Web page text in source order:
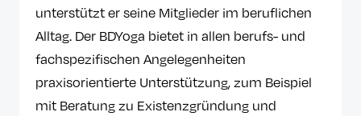
unterstützt er seine Mitglieder im beruflichen
Alltag. Der BDYoga bietet in allen berufs- und
fachspezifischen Angelegenheiten
praxisorientierte Unterstützung, zum Beispiel
mit Beratung zu Existenzgründung und